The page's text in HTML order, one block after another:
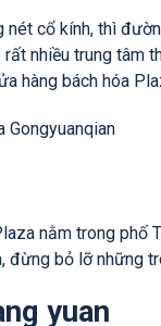
nét cổ kính, thì
rất nhiều trung tâm
hàng bách hóa
Gongyuanqian
nằm trong phố
đừng bỏ lỡ những
yuan